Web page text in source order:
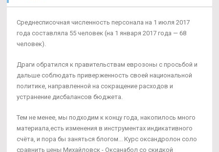
Среднесписочная численность персонала на 1 июля 2017
года составляла 55 человек (на 1 января 2017 года — 68
человек).
Драги обратился к правительствам еврозоны с просьбой и
дальше соблюдать приверженность своей национальной
политике, направленной на сокращение расходов и
устранение дисбалансов бюджета.
Тем не менее, мы подходим к концу года, накопилось много
материала,есть изменения в инструментах индикативного
счёта, и пора бы заняться блогом... Курс оксандролон соло
сравнить цены Михайловск - Оксанабол со скидкой